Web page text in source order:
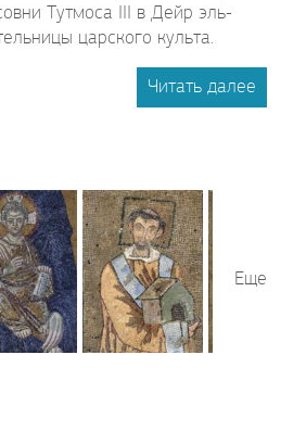
Тутмоса III в Дейр эль-
царского культа.
Читать далее
Еще